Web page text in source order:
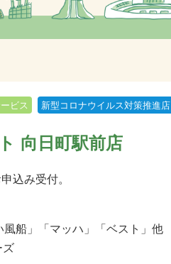
ビス 新型コロナウイルス対策推進店
向日町駅前店
込み受付。
風船」「マッハ」「ベスト」他
ズ